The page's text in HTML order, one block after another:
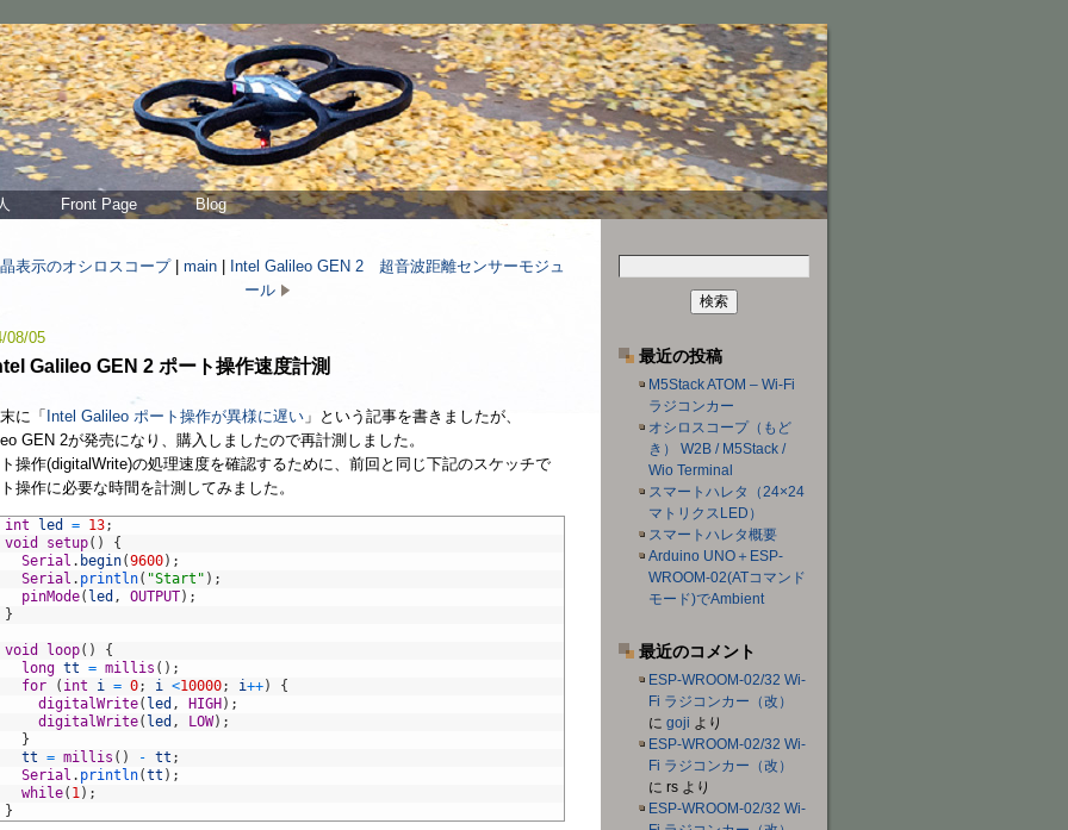
Front Page Blog
表示のオシロスコープ main
Intel Galileo GEN 2 超音波距離センサーモジュ
ール
08/05
Galileo GEN 2 ポート操作速度計測
に「Intel Galileo ポート操作が異様に遅い 」という記事を書きましたが、
GEN 2が発売になり、購入しましたので再計測しました。
操作(digitalWrite)の処理速度を確認するために、前回と同じ下記のスケッチで
操作に必要な時間を計測してみました。
int led = 13;
void
setup( )
{
Serial . begin(9600) ;
Serial . println( "Start" ) ;
pinMode( led , OUTPUT) ;
}
void loop( )
{
long tt = millis ( ) ;
for
( int i = 0; i <10000; i++)
{
digitalWrite( led , HIGH) ;
digitalWrite( led , LOW) ;
}
tt = millis ( ) - tt ;
Serial . println(tt ) ;
while( 1 ) ;
}
最近の投稿
M5Stack ATOM – Wi-Fi
ラジコンカー
オシロスコープ（もど
き） W2B / M5Stack /
Wio Terminal
スマートハレタ（24×24
マトリクスLED）
スマートハレタ概要
Arduino UNO＋ESP-
WROOM-02(ATコマンド
モード)でAmbient
最近のコメント
ESP-WROOM-02/32 Wi-
Fi ラジコンカー（改）
に goji より
ESP-WROOM-02/32 Wi-
Fi ラジコンカー（改）
に rs より
ESP-WROOM-02/32 Wi-